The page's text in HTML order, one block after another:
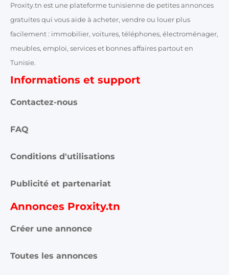
Proxity.tn est une plateforme tunisienne de petites annonces
gratuites qui vous aide à acheter, vendre ou louer plus
facilement : immobilier, voitures, téléphones, électroménager,
meubles, emploi, services et bonnes affaires partout en
Tunisie.
Informations et support
Contactez-nous
FAQ
Conditions d'utilisations
Publicité et partenariat
Annonces Proxity.tn
Créer une annonce
Toutes les annonces